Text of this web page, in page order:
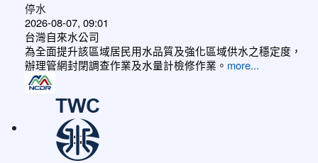
停水
2026-08-07, 09:01
台灣自來水公司
為全面提升該區域居民用水品質及強化區域供水之穩定度，
辦理管網封閉調查作業及水量計檢修作業。 more...